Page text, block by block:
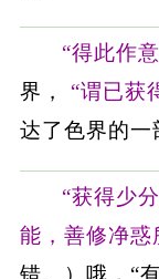
“得此作
界，
“谓已获
达了色界的一
“获得少
能，善修净惑
错。）哦，“